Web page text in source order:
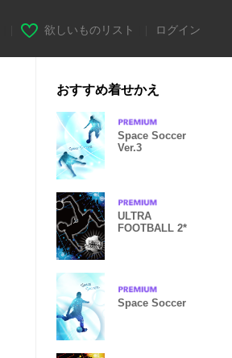
欲しいものリスト ログイン
おすすめ着せかえ
Space Soccer
Ver.3
ULTRA
FOOTBALL 2*
Space Soccer